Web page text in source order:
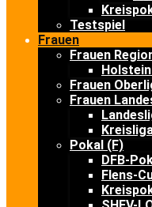
Testspiel
Frauen
Frauen
Frauen
Frauen
Pokal (F)
DFB-
Flens-